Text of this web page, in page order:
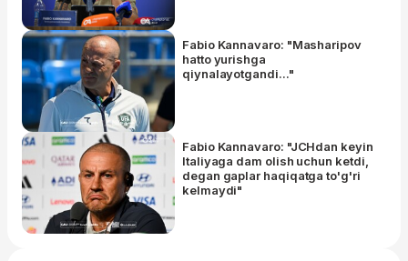
Fabio Kannavaro: "Masharipov
hatto yurishga
qiynalayotgandi..."
Fabio Kannavaro: "JCHdan keyin
Italiyaga dam olish uchun ketdi,
degan gaplar haqiqatga to'g'ri
kelmaydi"